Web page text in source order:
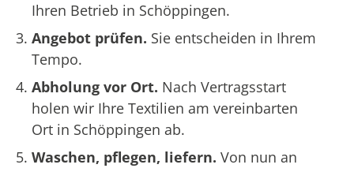
Ihren Betrieb in Schöppingen.
Angebot prüfen. Sie entscheiden in Ihrem
Tempo.
Abholung vor Ort. Nach Vertragsstart
holen wir Ihre Textilien am vereinbarten
Ort in Schöppingen ab.
Waschen, pflegen, liefern. Von nun an